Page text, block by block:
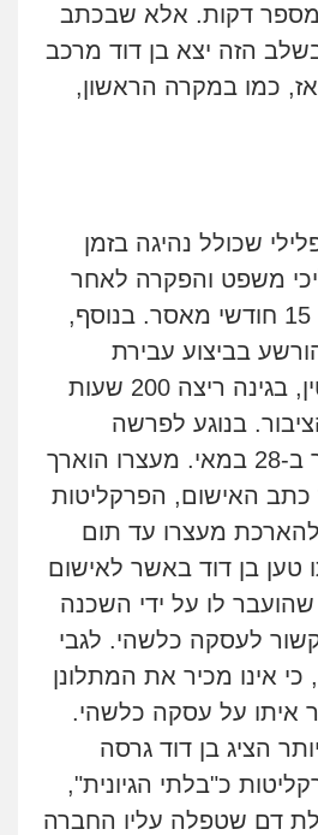
דקות. אלא שבכתב
הזה יצא בן דוד מרכב
כמו במקרה הראשון,
שכולל נהיגה בזמן
משפט והפקרה לאחר
פגיעה בגינה ריצה 15 חודשי מאסר. בנוסף,
הוא הורשע בביצוע עבירת
מעשה מגונה בקטין, בגינה ריצה 200 שעות
בנוגע לפרשה
ב-28 במאי. מעצרו הוארך
האישום, הפרקליטות
מעצרו עד תום
טען בן דוד באשר לאישום
לו על ידי השכנה
קשור לעסקה כלשהי. לגבי
אינו מכיר את המתלונן
איתו על עסקה כלשהי.
הציג בן דוד גרסה
כ"בלתי הגיונית",
דם שטפלה עליו החברה